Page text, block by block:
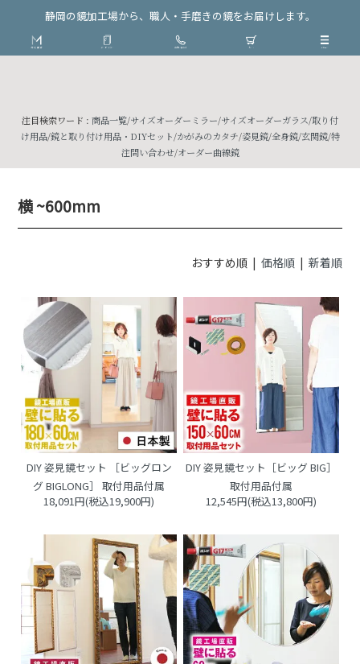
静岡の鏡加工場から、職人・手磨きの鏡をお届けします。
注目検索ワード : 商品一覧/サイズオーダーミラー/サイズオーダーガラス/取り付
け用品/鏡と取り付け用品・DIYセット/かがみのカタチ/姿見鏡/全身鏡/玄関鏡/特
注問い合わせ/オーダー曲線鏡
横 ~600mm
おすすめ順 | 価格順| 新着順
DIY 姿見鏡セット ［ビッグロン
グ BIGLONG］ 取付用品付属
18,091円(税込19,900円)
DIY 姿見鏡セット［ビッグ BIG］
取付用品付属
12,545円(税込13,800円)